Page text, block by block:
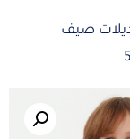
صيف